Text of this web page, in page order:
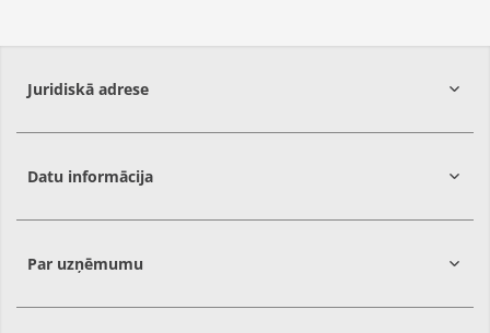
Juridiskā adrese
Datu informācija
Par uzņēmumu